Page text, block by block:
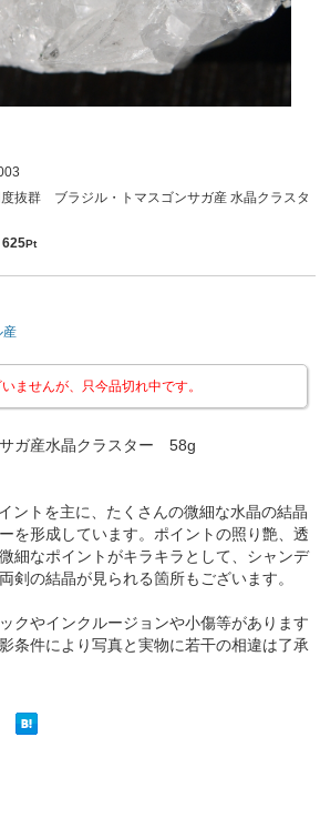
抜群 ブラジル・トマスゴンサガ産 水晶クラスタ
625Pt
産
ませんが、只今品切れ中です。
ガ産水晶クラスター 58g
ントを主に、たくさんの微細な水晶の結晶
を形成しています。ポイントの照り艶、透
細なポイントがキラキラとして、シャンデ
剣の結晶が見られる箇所もございます。
クやインクルージョンや小傷等があります
条件により写真と実物に若干の相違は了承